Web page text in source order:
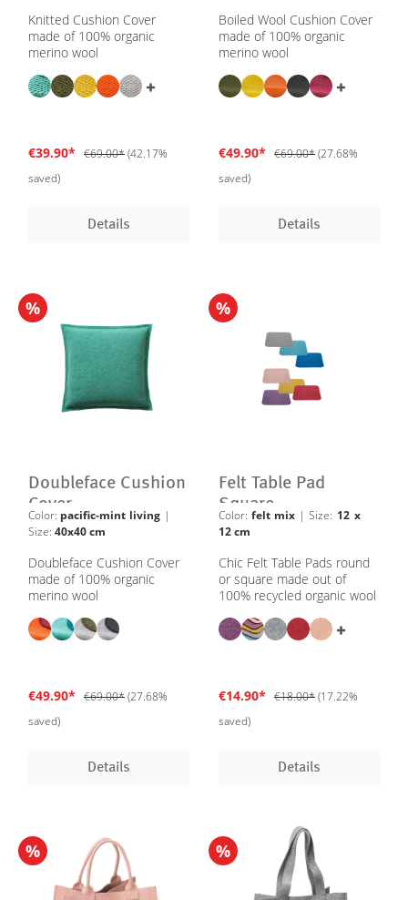
Knitted Cushion Cover
made of 100% organic
merino wool
€39.90* €69.00*(42.17%
saved)
Details
Boiled Wool Cushion Cover
made of 100% organic
merino wool
€49.90* €69.00*(27.68%
saved)
Details
%
Doubleface Cushion
Cover
Color: pacific-mint living |
Size: 40x40 cm
Doubleface Cushion Cover
made of 100% organic
merino wool
€49.90* €69.00*(27.68%
saved)
Details
%
Felt Table Pad
Square
Color: felt mix | Size: 12 x
12 cm
Chic Felt Table Pads round
or square made out of
100% recycled organic wool
€14.90* €18.00*(17.22%
saved)
Details
% %